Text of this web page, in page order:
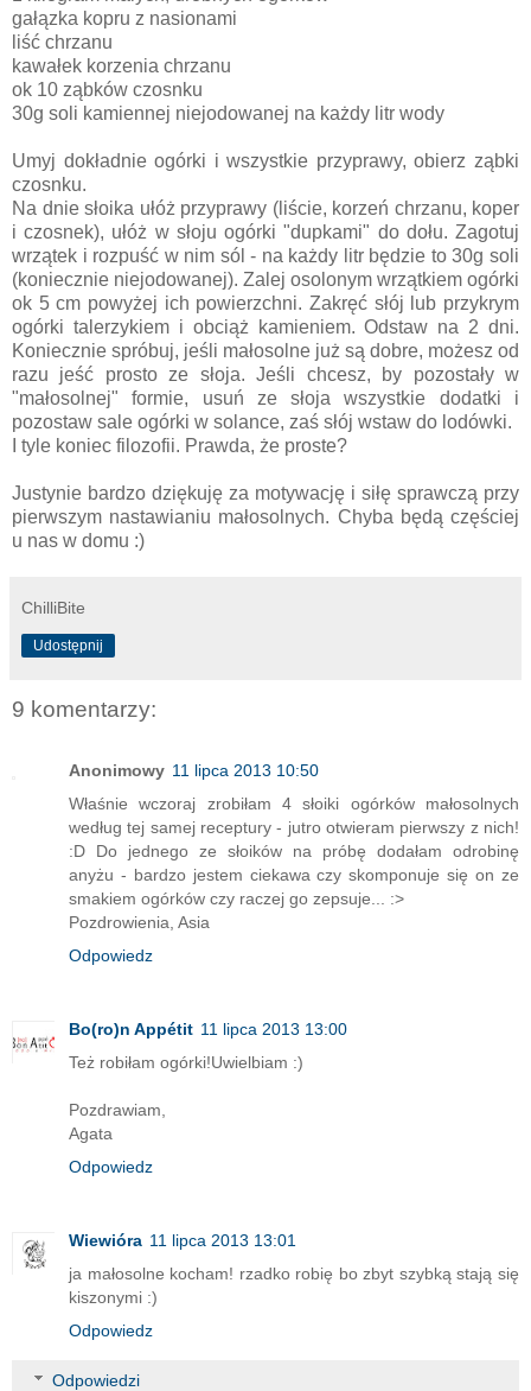
gałązka kopru z nasionami
liść chrzanu
kawałek korzenia chrzanu
ok 10 ząbków czosnku
30g soli kamiennej niejodowanej na każdy litr wody
Umyj dokładnie ogórki i wszystkie przyprawy, obierz ząbki
czosnku.
Na dnie słoika ułóż przyprawy (liście, korzeń chrzanu, koper
i czosnek), ułóż w słoju ogórki "dupkami" do dołu. Zagotuj
wrzątek i rozpuść w nim sól - na każdy litr będzie to 30g soli
(koniecznie niejodowanej). Zalej osolonym wrzątkiem ogórki
ok 5 cm powyżej ich powierzchni. Zakręć słój lub przykrym
ogórki talerzykiem i obciąż kamieniem. Odstaw na 2 dni.
Koniecznie spróbuj, jeśli małosolne już są dobre, możesz od
razu jeść prosto ze słoja. Jeśli chcesz, by pozostały w
"małosolnej" formie, usuń ze słoja wszystkie dodatki i
pozostaw sale ogórki w solance, zaś słój wstaw do lodówki.
I tyle koniec filozofii. Prawda, że proste?
Justynie bardzo dziękuję za motywację i siłę sprawczą przy
pierwszym nastawianiu małosolnych. Chyba będą częściej
u nas w domu :)
ChilliBite
Udostępnij
9 komentarzy:
Anonimowy 11 lipca 2013 10:50
Właśnie wczoraj zrobiłam 4 słoiki ogórków małosolnych
według tej samej receptury - jutro otwieram pierwszy z nich!
:D Do jednego ze słoików na próbę dodałam odrobinę
anyżu - bardzo jestem ciekawa czy skomponuje się on ze
smakiem ogórków czy raczej go zepsuje... :>
Pozdrowienia, Asia
Odpowiedz
Bo(ro)n Appétit 11 lipca 2013 13:00
Też robiłam ogórki!Uwielbiam :)
Pozdrawiam,
Agata
Odpowiedz
Wiewióra 11 lipca 2013 13:01
ja małosolne kocham! rzadko robię bo zbyt szybką stają się
kiszonymi :)
Odpowiedz
Odpowiedzi